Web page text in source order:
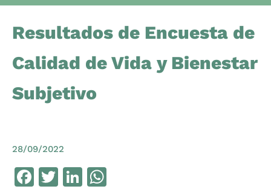
Resultados de Encuesta de
Calidad de Vida y Bienestar
Subjetivo
28/09/2022
Facebook
TwitterLinkedIn